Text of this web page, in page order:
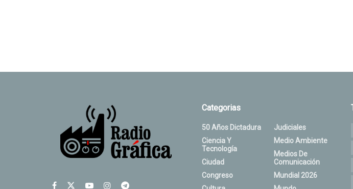
Categorias
50 Años Dictadura
Ciencia Y
Tecnología
Ciudad
Congreso
Judiciales
Medio Ambiente
Medios De
Comunicación
Mundial 2026